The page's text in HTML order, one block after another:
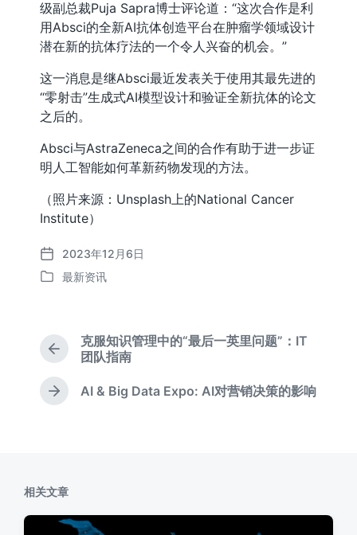
级副总裁Puja Sapra博士评论道：“这次合作是利
用Absci的全新AI抗体创造平台在肿瘤学领域设计
潜在新的抗体疗法的一个令人兴奋的机会。”
这一消息是继Absci最近发表关于使用其最先进的
“零射击”生成式AI模型设计和验证全新抗体的论文
之后的。
Absci与AstraZeneca之间的合作有助于进一步证
明人工智能如何革新药物发现的方法。
（照片来源：Unsplash上的National Cancer
Institute）
发
布
2023年12月6日
发
最新资讯
上
文
章
克服知识管理中的“最后一英里问题”：IT
团队指南
下
AI & Big Data Expo: AI对营销决策的影响
相关文章